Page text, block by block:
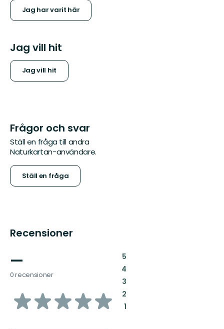
Jag har varit här
Jag vill hit
Jag vill hit
Frågor och svar
Ställ en fråga till andra
Naturkartan-användare.
Ställ en fråga
Recensioner
—
0 recensioner
av
5:
4:
3:
2:
1: